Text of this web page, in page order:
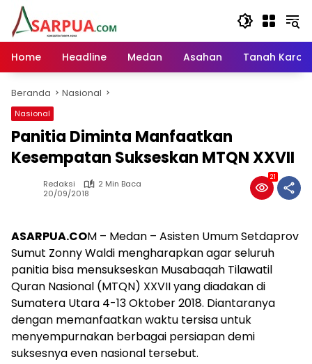
Langsung
konten
Home
Headline Medan Asahan Tanah Karo
Beranda Nasional
Nasional
Panitia Diminta Manfaatkan
Kesempatan Sukseskan MTQN XXVII
Redaksi
2 Min Baca
20/09/2018
21
ASARPUA.COM – Medan – Asisten Umum Setdaprov
Sumut Zonny Waldi mengharapkan agar seluruh
panitia bisa mensukseskan Musabaqah Tilawatil
Quran Nasional (MTQN) XXVII yang diadakan di
Sumatera Utara 4-13 Oktober 2018. Diantaranya
dengan memanfaatkan waktu tersisa untuk
menyempurnakan berbagai persiapan demi
suksesnya even nasional tersebut.